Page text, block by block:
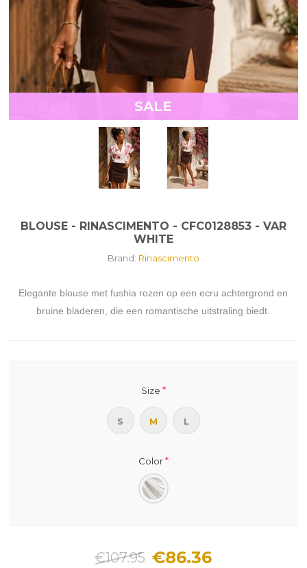
SALE
BLOUSE - RINASCIMENTO - CFC0128853 - VAR
WHITE
Brand: Rinascimento
Elegante blouse met fushia rozen op een ecru achtergrond en
bruine bladeren, die een romantische uitstraling biedt.
Size *
S M L
Color*
€107.95 €86.36